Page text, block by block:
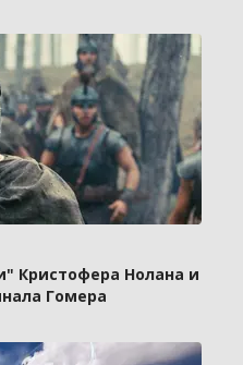
Кристофера Нолана и
Гомера